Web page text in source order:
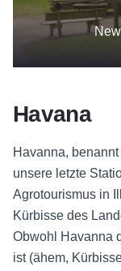
Havana
Havanna,
unsere letzte
Agrotourismus in
Kürbisse des
Obwohl Havanna
ist (ähem,